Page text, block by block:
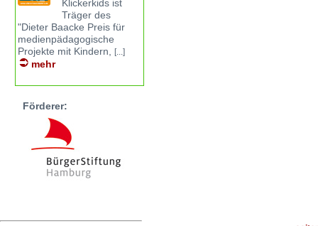
Klickerkids ist
Träger des
"Dieter Baacke Preis für
medienpädagogische
Projekte mit Kindern, [...]
mehr
Förderer: